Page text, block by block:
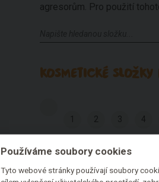
agresorům. Pro použití
KOSMETICKÉ
1 2 3 4
Používáme soubory cookies
Tyto webové stránky používají soubory